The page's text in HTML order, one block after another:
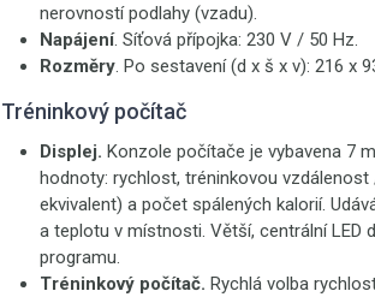
nerovností podlahy (vzadu).
Napájení. Síťová přípojka: 230 V / 50 Hz.
Rozměry. Po sestavení (d x š x v): 216 x
Tréninkový počítač
Displej. Konzole počítače je vybavena 7
hodnoty: rychlost, tréninkovou
ekvivalent) a počet spálených kalorií.
a teplotu v místnosti. Větší, centrální LED
programu.
Tréninkový počítač. Rychlá volba